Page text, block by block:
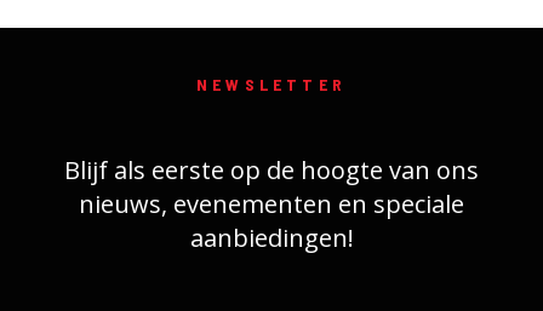
NEWSLETTER
Blijf als eerste op de hoogte van ons
nieuws, evenementen en speciale
aanbiedingen!